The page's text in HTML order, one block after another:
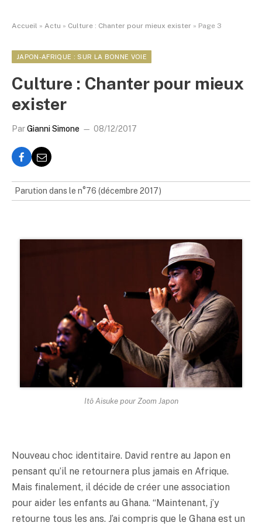
Accueil » Actu » Culture : Chanter pour mieux exister » Page 3
JAPON-AFRIQUE : SUR LA BONNE VOIE
Culture : Chanter pour mieux
exister
ParGianni Simone 08/12/2017
Parution dans le n°76 (décembre 2017)
Itô Aisuke pour Zoom Japon
Nouveau choc identitaire. David rentre au Japon en
pensant qu’il ne retournera plus jamais en Afrique.
Mais finalement, il décide de créer une association
pour aider les enfants au Ghana. “Maintenant, j’y
retourne tous les ans. J’ai compris que le Ghana est un